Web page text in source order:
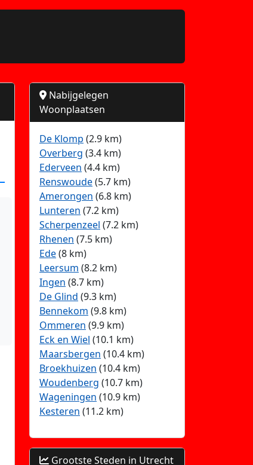
Nabijgelegen
Woonplaatsen
De Klomp (2.9 km)
Overberg (3.4 km)
Ederveen (4.4 km)
Renswoude(5.7 km)
Amerongen (6.8 km)
Lunteren (7.2 km)
Scherpenzeel (7.2 km)
Rhenen (7.5 km)
Ede(8 km)
Leersum (8.2 km)
Ingen (8.7 km)
De Glind (9.3 km)
Bennekom (9.8 km)
Ommeren (9.9 km)
Eck en Wiel (10.1 km)
Maarsbergen (10.4 km)
Broekhuizen (10.4 km)
Woudenberg (10.7 km)
Wageningen (10.9 km)
Kesteren (11.2 km)
Grootste Steden in Utrecht